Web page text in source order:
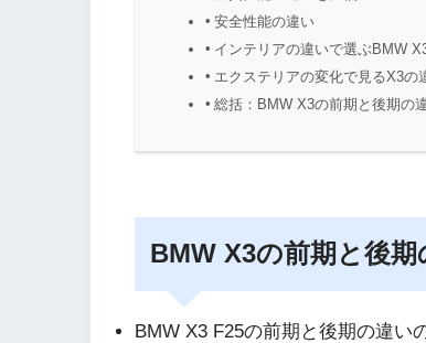
安全性能の違い
インテリアの違いで選ぶBMW
エクステリアの変化で見るX3の
総括：BMW X3の前期と後期の
BMW X3の前期と後
BMW X3 F25の前期と後期の違い